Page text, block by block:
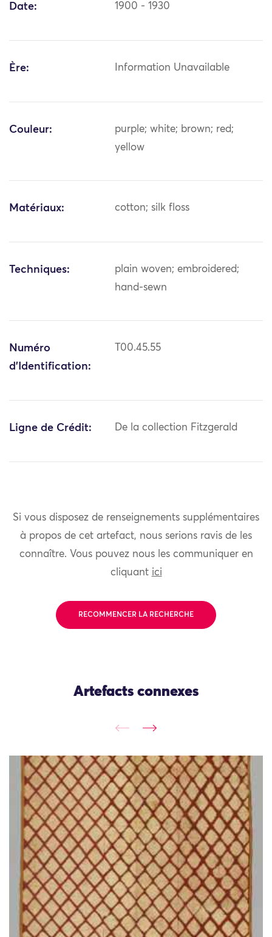
Date: 1900 - 1930
Ère: Information Unavailable
Couleur:
purple; white; brown; red;
yellow
Matériaux: cotton; silk floss
Techniques:
plain woven; embroidered;
hand-sewn
Numéro
d'Identification:
T00.45.55
Ligne de Crédit: De la collection Fitzgerald
Si vous disposez de renseignements supplémentaires
à propos de cet artefact, nous serions ravis de les
connaître. Vous pouvez nous les communiquer en
cliquant ici
RECOMMENCER LA RECHERCHE
Artefacts connexes